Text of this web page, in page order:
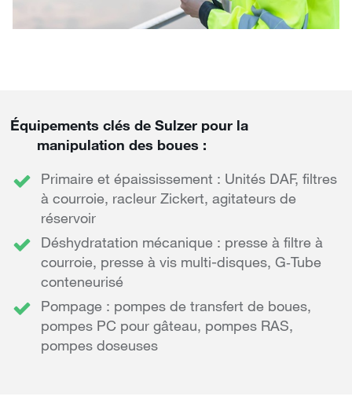
Équipements clés de Sulzer pour la
manipulation des boues :
Primaire et épaississement : Unités DAF, filtres
à courroie, racleur Zickert, agitateurs de
réservoir
Déshydratation mécanique : presse à filtre à
courroie, presse à vis multi-disques, G‐Tube
conteneurisé
Pompage : pompes de transfert de boues,
pompes PC pour gâteau, pompes RAS,
pompes doseuses